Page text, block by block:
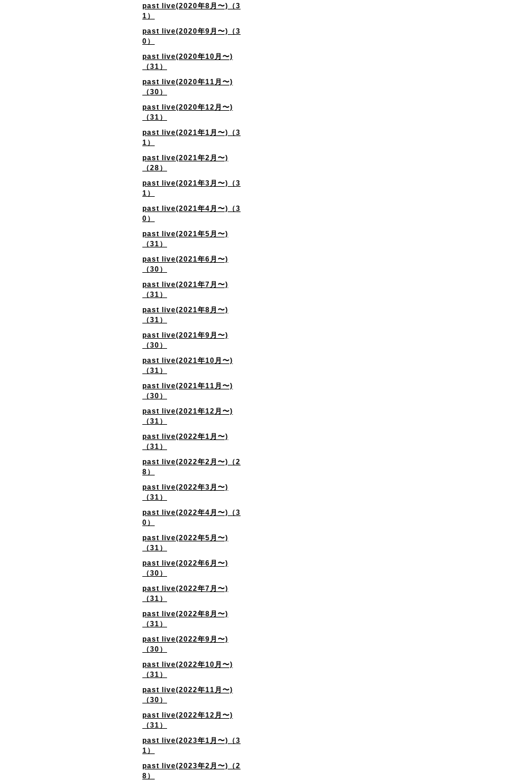
past live(2020年8月〜)（3
1）
past live(2020年9月〜)（3
0）
past live(2020年10月〜)
（31）
past live(2020年11月〜)
（30）
past live(2020年12月〜)
（31）
past live(2021年1月〜)（3
1）
past live(2021年2月〜)
（28）
past live(2021年3月〜)（3
1）
past live(2021年4月〜)（3
0）
past live(2021年5月〜)
（31）
past live(2021年6月〜)
（30）
past live(2021年7月〜)
（31）
past live(2021年8月〜)
（31）
past live(2021年9月〜)
（30）
past live(2021年10月〜)
（31）
past live(2021年11月〜)
（30）
past live(2021年12月〜)
（31）
past live(2022年1月〜)
（31）
past live(2022年2月〜)（2
8）
past live(2022年3月〜)
（31）
past live(2022年4月〜)（3
0）
past live(2022年5月〜)
（31）
past live(2022年6月〜)
（30）
past live(2022年7月〜)
（31）
past live(2022年8月〜)
（31）
past live(2022年9月〜)
（30）
past live(2022年10月〜)
（31）
past live(2022年11月〜)
（30）
past live(2022年12月〜)
（31）
past live(2023年1月〜)（3
1）
past live(2023年2月〜)（2
8）